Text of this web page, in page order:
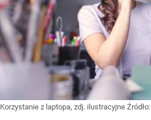
Korzystanie z laptopa, zdj. ilustracyjne Źródło: